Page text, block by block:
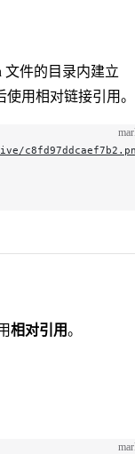
文件的目录内建立
用相对链接引用。
相对引用。